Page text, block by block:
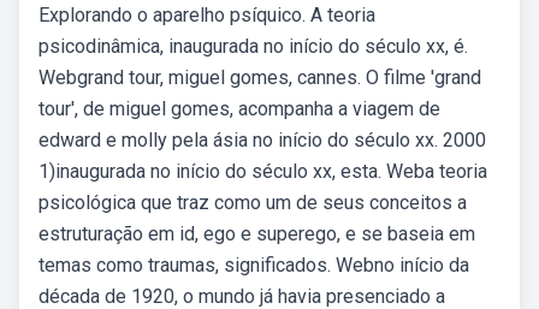
Explorando o aparelho psíquico. A teoria
psicodinâmica, inaugurada no início do século xx, é.
Webgrand tour, miguel gomes, cannes. O filme 'grand
tour', de miguel gomes, acompanha a viagem de
edward e molly pela ásia no início do século xx. 2000
1)inaugurada no início do século xx, esta. Weba teoria
psicológica que traz como um de seus conceitos a
estruturação em id, ego e superego, e se baseia em
temas como traumas, significados. Webno início da
década de 1920, o mundo já havia presenciado a